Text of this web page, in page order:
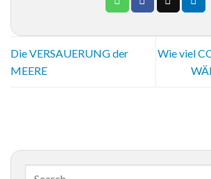
Die VERSAUERUNG der
MEERE
Wie viel